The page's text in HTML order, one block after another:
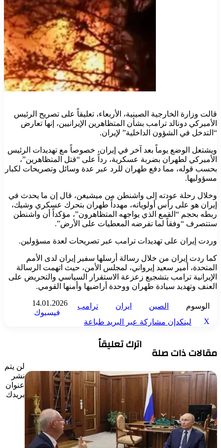
قالت وزارة الخارجية الصينية، الأربعاء، تعليقاً على تصريح الرئيس
الأميركي دونالد ترامب بشأن المتظاهرين الإيرانيين، إنها تعارض
“التدخل في الشؤون الداخلية” لإيران.
ويشتعل الوضع يوماً بعد آخر في إيران، خصوصاً مع تهديدات الرئيس
الأميركي لطهران بضربة عسكرية، رداً على “قتل المتظاهرين”،
بحسب قوله، مما دفع طهران للرد عبر عدة وسائل وتصريحات لكبار
مسؤوليها.
وخلال رحلة عودته إلى واشنطن من ميشيغن، قال إن ما يحدث في
إيران هو على رأس أولوياته، مهدداً طهران بتحرك عسكري وشيك،
ربطه بحجم “القمع الذي يواجهه المتظاهرون”، مؤكداً أن واشنطن
ستتصرف “وفقاً لما تفرضه المعطيات على الأرض”.
وردت إيران على تهديدات ترامب عبر تصريحات لعدة مسؤولين.
كما ردت إيران من خلال رسالة أرسلها سفير إيران لدى الأمم
المتحدة، أمير سعيد إيرواني، لمجلس الأمن، حيث اتهمت الرسالة
الإيرانية ترامب بتشجيع زعزعة الاستقرار السياسي والتحريض على
العنف وتهديد سيادة طهران ووحدة أراضيها وأمنها القومي.
الوسوم الصين ايران ترامب
14.01.2026
فيسبوك
‫X
لينكدإن مشاركة عبر البريد طباعة
مقالات ذات صلة
اترك تعليقاً
لن يتم
نشر
عنوان
بريدك